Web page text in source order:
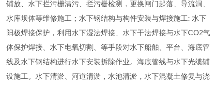
铺放、水下拦污栅清污、拦污栅检测，更换闸门起落、导流洞、
水库坝体等维修施工；水下钢结构与构件安装与焊接施工: 水下
阳极焊接保护，利用水下湿法焊接、水下干法焊接与水下CO2气
体保护焊接、水下电氧切割、等手段对水下船舶、平台、海底管
线及水下钢结构进行水下安装拆除作业。海底管线与水下光缆铺
设施工。水下清淤、河道清淤，水池清淤，水下混凝土修复与浇